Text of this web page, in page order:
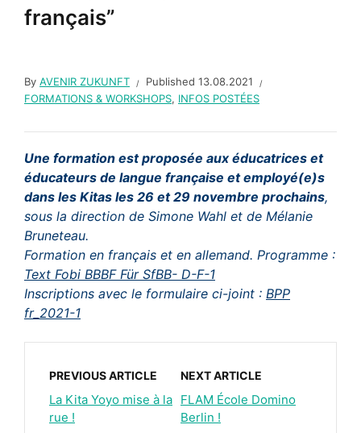
français”
By AVENIR ZUKUNFT Published 13.08.2021
FORMATIONS & WORKSHOPS, INFOS POSTÉES
Une formation est proposée aux éducatrices et
éducateurs de langue française et employé(e)s
dans les Kitas les 26 et 29 novembre prochains,
sous la direction de Simone Wahl et de Mélanie
Bruneteau.
Formation en français et en allemand. Programme :
Text Fobi BBBF Für SfBB- D-F-1
Inscriptions avec le formulaire ci-joint : BPP
fr_2021-1
PREVIOUS ARTICLE
La Kita Yoyo mise à la
rue !
NEXT ARTICLE
FLAM École Domino
Berlin !